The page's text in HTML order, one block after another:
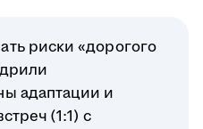
риски «дорогого
адаптации и
(1:1) с